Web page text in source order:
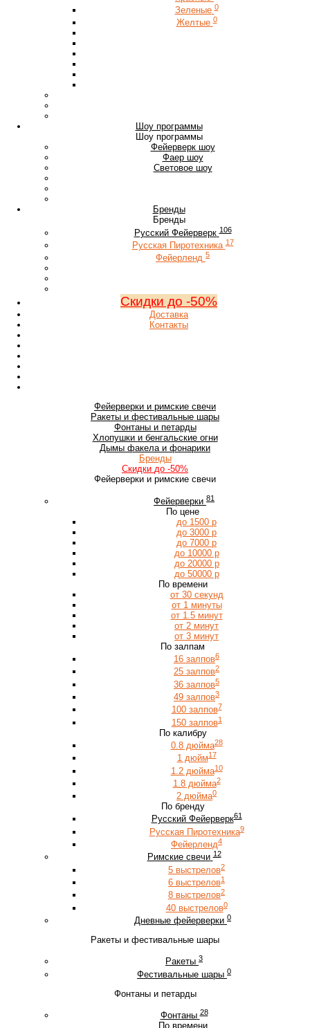
Зеленые 0
Желтые 0
Шоу программы
Шоу программы
Фейерверк шоу
Фаер шоу
Световое шоу
Бренды
Бренды
Русский Фейерверк 106
Русская Пиротехника 17
Фейерленд 5
Скидки до -50%
Доставка
Контакты
Фейерверки и римские свечи
Ракеты и фестивальные шары
Фонтаны и петарды
Хлопушки и бенгальские огни
Дымы факела и фонарики
Бренды
Скидки до -50%
Фейерверки и римские свечи
Фейерверки 81
По цене
до 1500 р
до 3000 р
до 7000 р
до 10000 р
до 20000 р
до 50000 р
По времени
от 30 секунд
от 1 минуты
от 1.5 минут
от 2 минут
от 3 минут
По залпам
16 залпов6
25 залпов2
36 залпов5
49 залпов3
100 залпов7
150 залпов1
По калибру
0.8 дюйма28
1 дюйм17
1.2 дюйма10
1.8 дюйма2
2 дюйма0
По бренду
Русский Фейерверк61
Русская Пиротехника9
Фейерленд4
Римские свечи 12
5 выстрелов2
6 выстрелов1
8 выстрелов2
40 выстрелов0
Дневные фейерверки 0
Ракеты и фестивальные шары
Ракеты 3
Фестивальные шары 0
Фонтаны и петарды
Фонтаны 28
По времени